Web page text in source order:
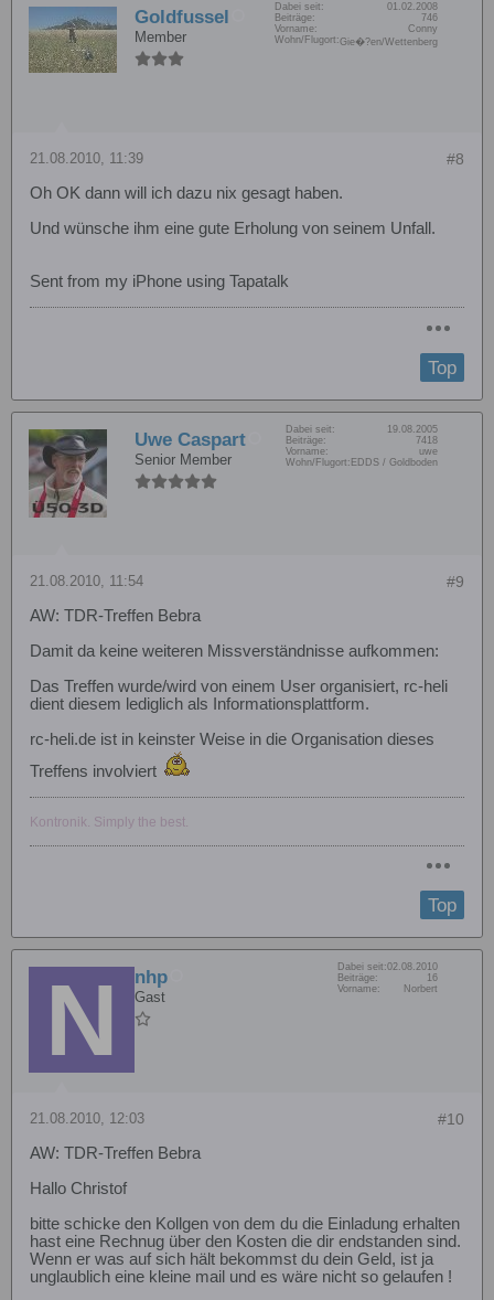
Goldfussel
Member
Dabei seit:
01.02.2008
Beiträge:
746
Vorname:
Conny
Wohn/Flugort:Gie�?en/Wettenberg
#8
21.08.2010, 11:39
Oh OK dann will ich dazu nix gesagt haben.
Und wünsche ihm eine gute Erholung von seinem Unfall.
Sent from my iPhone using Tapatalk
Top
Uwe Caspart
Senior Member
Dabei seit:
19.08.2005
Beiträge:
7418
Vorname:
uwe
Wohn/Flugort: EDDS / Goldboden
#9
21.08.2010, 11:54
AW: TDR-Treffen Bebra
Damit da keine weiteren Missverständnisse aufkommen:
Das Treffen wurde/wird von einem User organisiert, rc-heli
dient diesem lediglich als Informationsplattform.
rc-heli.de ist in keinster Weise in die Organisation dieses
Treffens involviert
Kontronik. Simply the best.
Top
nhp
Gast
Dabei seit:02.08.2010
Beiträge:
16
Vorname:
Norbert
#10
21.08.2010, 12:03
AW: TDR-Treffen Bebra
Hallo Christof
bitte schicke den Kollgen von dem du die Einladung erhalten
hast eine Rechnug über den Kosten die dir endstanden sind.
Wenn er was auf sich hält bekommst du dein Geld, ist ja
unglaublich eine kleine mail und es wäre nicht so gelaufen !